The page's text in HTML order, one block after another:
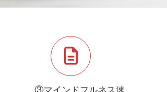
③マインドフルネス速